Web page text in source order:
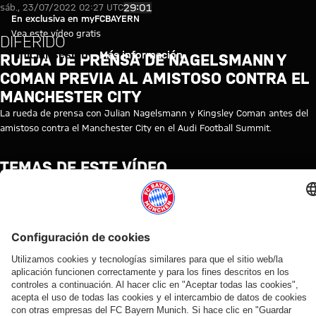
Video: Nagelsmann y Coman
Reproducir vídeo
En exclusiva en myFCBAYERN
Vea este vídeo gratis
Iniciar sesión Más información
sáb., 23/07/2022 02:27 UTC29:01
DIFERIDO
RUEDA DE PRENSA DE NAGELSMANN Y
COMAN PREVIA AL AMISTOSO CONTRA EL
MANCHESTER CITY
La rueda de prensa con Julian Nagelsmann y Kingsley Coman antes del
amistoso contra el Manchester City en el Audi Football Summit.
TEMAS DE ESTE VÍDEO
REPETICIÓN
PRENSA
SUMMER
TOUR
JULIAN
NAGELSMANN
VÍDEOS RELACIONADOS
Vídeo
EN DIFERIDO
Así fue el
último
Vídeo
EN
DIFERIDO
La rueda
Vídeo
VÍDEO
ENTRE
BASTIDORES
Vídeo
AUDI
FOOTBALL
SUMMIT
Vídeo
VÍDEO
Rueda
de
Vídeo
EN DIFERIDO
El
entrenamiento
Vídeo
EN DIFERIDO
El
entrenamiento
Vídeo
EN DIFERIDO
El
entrenamiento